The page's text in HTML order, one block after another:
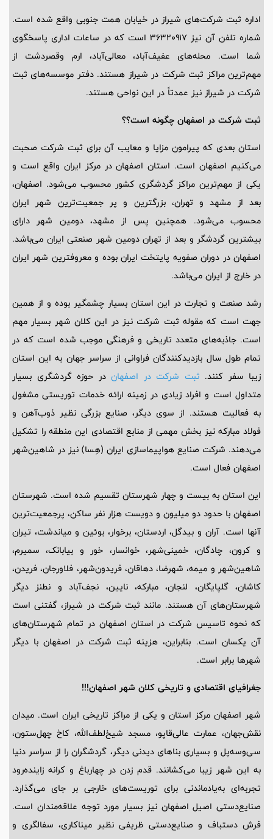
اداره ثبت شرکت‌های شیراز در خیابان همت جنوبی واقع شده است.
شماره تلفن آن نیز ۳۶۳۲۰۹۱۷ است که در ساعات اداری پاسخگوی
شما است. محله‌های عفیف‌آباد، معالی‌آباد، ارم وقصردشت از
مهم‌ترین مراکز ثبت شرکت در شیراز هستند. دفتر موسسه‌های ثبت
شرکت در شیراز نیز عمدتاً در این نواحی هستند.
ثبت شرکت در اصفهان چگونه است؟؟
استان بعدی که پیرامون مزایا و معایب آن برای ثبت شرکت صحبت
می‌کنیم اصفهان است. استان اصفهان در مرکز ایران واقع است و
یکی از مهم‌ترین مراکز گردشگری کشور محسوب می‌شود. اصفهان،
بعد از مشهد و تهران، بزرگترین و پر جمعیت‌ترین شهر ایران
محسوب می‌شود. همچنین پس از مشهد، دومین شهر دارای
بیشترین گردشگر و بعد از تهران دومین شهر صنعتی ایران می‌باشد.
اصفهان در دوران صفویه پایتخت ایران بوده و معروفترین شهر ایران
در خارج از ایران می‌باشد.
رشد صنعت و تجارت در این استان بسیار چشمگیر بوده و از همین
جهت است که مقوله ثبت شرکت نیز در این کلان شهر بسیار مهم
است. جاذبه‌های متعدد تاریخی و فرهنگی موجب شده است که در
تمام طول سال بازدیدکنندگان فراوانی از سراسر جهان به این استان
زیبا سفر کنند. ثبت شرکت در اصفهان در حوزه گردشگری بسیار
متداول است و افراد زیادی در زمینه ارائه خدمات توریستی مشغول
به فعالیت هستند. از سوی دیگر، صنایع بزرگی نظیر ذوب‌آهن و
فولاد مبارکه نیز بخش مهمی از منابع اقتصادی این منطقه را تشکیل
می‌دهند. شرکت صنایع هواپیماسازی ایران (هِسا) نیز در شاهین‌شهر
اصفهان فعال است.
این استان به بیست و چهار شهرستان تقسیم شده است. شهرستان
اصفهان با حدود دو میلیون و دویست هزار نفر ساکن، پرجمعیت‌ترین
آنها است. آران و بیدگل، اردستان، برخوار، بوئین و میاندشت، تیران
و کرون، چادگان، خمینی‌شهر، خوانسار، خور و بیابانک، سمیرم،
شاهین‌شهر و میمه، شهرضا، دهاقان، فریدون‌شهر، فلاورجان، فریدن،
کاشان، گلپایگان، لنجان، مبارکه، نایین، نجف‌آباد و نطنز دیگر
شهرستان‌های آن هستند. مانند ثبت شرکت در شیراز، گفتنی است
که نحوه تاسیس شرکت در استان اصفهان در تمام شهرستان‌های
آن یکسان است. بنابراین، هزینه ثبت شرکت در اصفهان با دیگر
شهرها برابر است.
جغرافیای اقتصادی و تاریخی کلان شهر اصفهان!!!
شهر اصفهان مرکز استان و یکی از مراکز تاریخی ایران است. میدان
نقش‌جهان، عمارت عالی‌قاپو، مسجد شیخ‌لطف‌الله، کاخ چهل‌ستون،
سی‌وسه‌پل و بسیاری بناهای دیدنی دیگر، گردشگران را از سراسر دنیا
به این شهر زیبا می‌کشانند. قدم زدن در چهارباغ و کرانه زاینده‌رود
تجربه‌ای به‌یادماندنی برای توریست‌های خارجی بر جای می‌گذارد.
صنایع‌دستی اصیل اصفهان نیز بسیار مورد توجه علاقه‌مندان است.
فرش دستباف و صنایع‌دستی ظریفی نظیر میناکاری، سفالگری و